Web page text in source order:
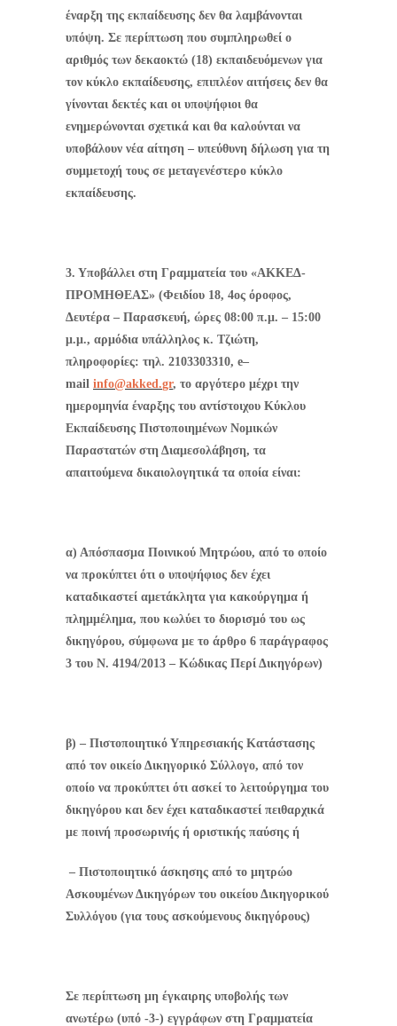
έναρξη της εκπαίδευσης δεν θα λαμβάνονται
υπόψη. Σε περίπτωση που συμπληρωθεί ο
αριθμός των δεκαοκτώ (18) εκπαιδευόμενων για
τον κύκλο εκπαίδευσης, επιπλέον αιτήσεις δεν θα
γίνονται δεκτές και οι υποψήφιοι θα
ενημερώνονται σχετικά και θα καλούνται να
υποβάλουν νέα αίτηση – υπεύθυνη δήλωση για τη
συμμετοχή τους σε μεταγενέστερο κύκλο
εκπαίδευσης.
3. Υποβάλλει στη Γραμματεία του «ΑΚΚΕΔ-
ΠΡΟΜΗΘΕΑΣ» (Φειδίου 18, 4ος όροφος,
Δευτέρα – Παρασκευή, ώρες 08:00 π.μ. – 15:00
μ.μ., αρμόδια υπάλληλος κ. Τζιώτη,
πληροφορίες: τηλ. 2103303310, e–
mail info@akked.gr, το αργότερο μέχρι την
ημερομηνία έναρξης του αντίστοιχου Κύκλου
Εκπαίδευσης Πιστοποιημένων Νομικών
Παραστατών στη Διαμεσολάβηση, τα
απαιτούμενα δικαιολογητικά τα οποία είναι:
α) Απόσπασμα Ποινικού Μητρώου, από το οποίο
να προκύπτει ότι ο υποψήφιος δεν έχει
καταδικαστεί αμετάκλητα για κακούργημα ή
πλημμέλημα, που κωλύει το διορισμό του ως
δικηγόρου, σύμφωνα με το άρθρο 6 παράγραφος
3 του Ν. 4194/2013 – Κώδικας Περί Δικηγόρων)
β) – Πιστοποιητικό Υπηρεσιακής Κατάστασης
από τον οικείο Δικηγορικό Σύλλογο, από τον
οποίο να προκύπτει ότι ασκεί το λειτούργημα του
δικηγόρου και δεν έχει καταδικαστεί πειθαρχικά
με ποινή προσωρινής ή οριστικής παύσης ή
– Πιστοποιητικό άσκησης από το μητρώο
Ασκουμένων Δικηγόρων του οικείου Δικηγορικού
Συλλόγου (για τους ασκούμενους δικηγόρους)
Σε περίπτωση μη έγκαιρης υποβολής των
ανωτέρω (υπό -3-) εγγράφων στη Γραμματεία